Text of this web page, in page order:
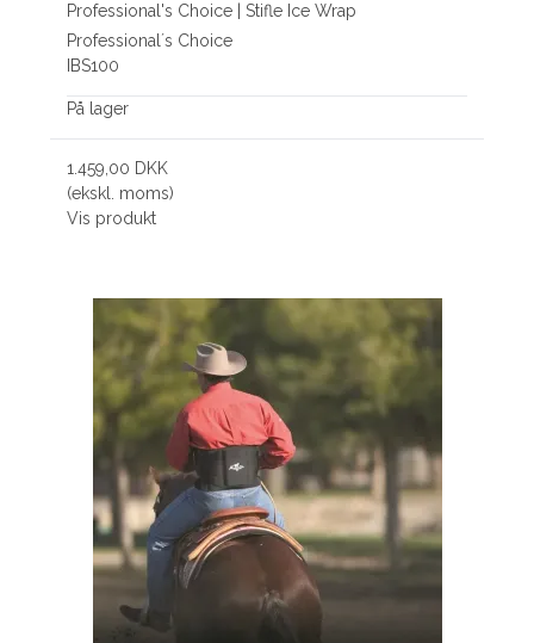
Professional's Choice | Stifle Ice Wrap
Professional´s Choice
IBS100
På lager
1.459,00 DKK
(ekskl. moms)
Vis produkt